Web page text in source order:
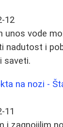
12
unos vode
nadutost i
saveti.
na nozi -
11